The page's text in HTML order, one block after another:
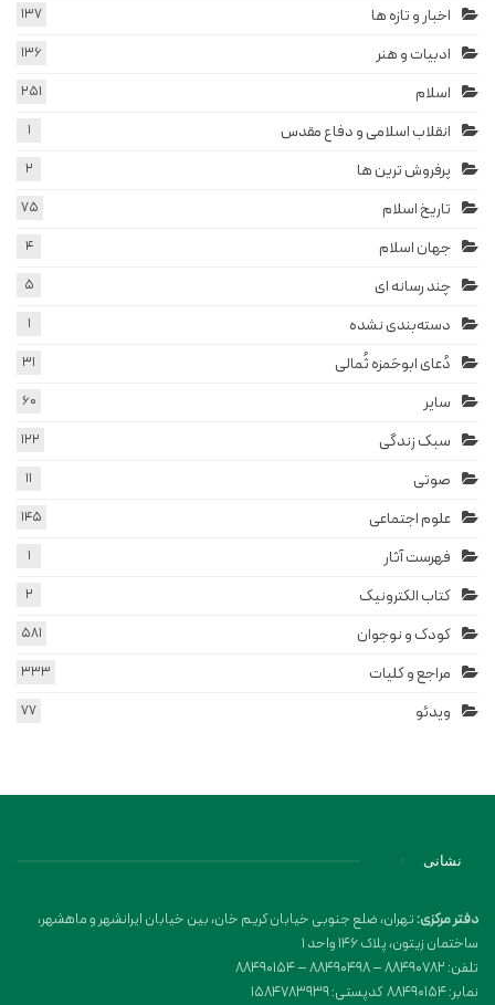
اخبار و تازه ها 137
ادبیات و هنر 136
اسلام 251
انقلاب اسلامی و دفاع مقدس 1
پرفروش ترین ها 2
تاریخ اسلام 75
جهان اسلام 4
چند رسانه ای 5
دسته‌بندی نشده 1
دُعای ابوحَمزه ثُمالی 31
سایر 60
سبک زندگی 122
صوتی 11
علوم اجتماعی 145
فهرست آثار 1
کتاب الکترونیک 2
کودک و نوجوان 581
مراجع و کلیات 333
ویدئو 77
نشانی
دفتر مرکزی:تهران، ضلع جنوبی خیابان کریم خان، بین خیابان ایرانشهر و ماهشهر،
ساختمان زیتون، پلاک 146 واحد 1
تلفن: 88490782 – 88490498 – 88490154
نمابر: 88490154 کدپستی: 1584783939